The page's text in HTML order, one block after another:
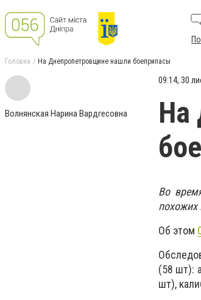
Головна На Днепропетровщине нашли боеприпасы
Волнянская Нарина Вардгесовна
09:14, 30
На
Во
похожих
Об этом
(58 шт):
шт),